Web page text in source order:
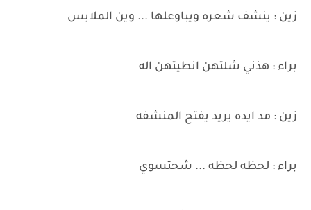
زين : ينشف شعره ويباوعلها ... وين الملابس
براء : هذني شلتهن انطيتهن اله
زين : مد ايده يريد يفتح المنشفه
براء : لحظه لحظه ... شحتسوي